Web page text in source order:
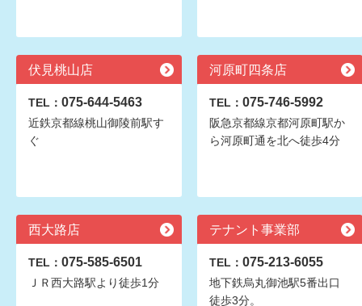
伏見桃山店
TEL： 075-644-5463
近鉄京都線桃山御陵前駅す
ぐ
河原町四条店
TEL： 075-746-5992
阪急京都線京都河原町駅か
ら河原町通を北へ徒歩4分
西大路店
TEL： 075-585-6501
ＪＲ西大路駅より徒歩1分
テナント事業部
TEL： 075-213-6055
地下鉄烏丸御池駅5番出口
徒歩3分。